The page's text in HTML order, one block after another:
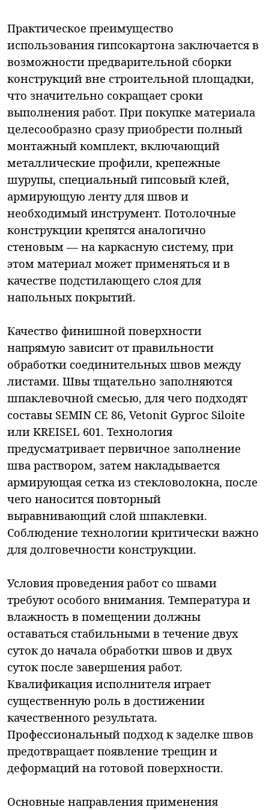
Практическое преимущество
использования гипсокартона заключается в
возможности предварительной сборки
конструкций вне строительной площадки,
что значительно сокращает сроки
выполнения работ. При покупке материала
целесообразно сразу приобрести полный
монтажный комплект, включающий
металлические профили, крепежные
шурупы, специальный гипсовый клей,
армирующую ленту для швов и
необходимый инструмент. Потолочные
конструкции крепятся аналогично
стеновым — на каркасную систему, при
этом материал может применяться и в
качестве подстилающего слоя для
напольных покрытий.
Качество финишной поверхности
напрямую зависит от правильности
обработки соединительных швов между
листами. Швы тщательно заполняются
шпаклевочной смесью, для чего подходят
составы SEMIN CE 86, Vetonit Gyproc Siloite
или KREISEL 601. Технология
предусматривает первичное заполнение
шва раствором, затем накладывается
армирующая сетка из стекловолокна, после
чего наносится повторный
выравнивающий слой шпаклевки.
Соблюдение технологии критически важно
для долговечности конструкции.
Условия проведения работ со швами
требуют особого внимания. Температура и
влажность в помещении должны
оставаться стабильными в течение двух
суток до начала обработки швов и двух
суток после завершения работ.
Квалификация исполнителя играет
существенную роль в достижении
качественного результата.
Профессиональный подход к заделке швов
предотвращает появление трещин и
деформаций на готовой поверхности.
Основные направления применения